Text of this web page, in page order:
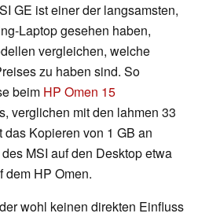
GE ist einer der langsamsten,
Laptop gesehen haben,
vergleichen, welche
zu haben sind. So
beim HP Omen 15
verglichen mit den lahmen 33
das Kopieren von 1 GB an
MSI auf den Desktop etwa
dem HP Omen.
wohl keinen direkten Einfluss